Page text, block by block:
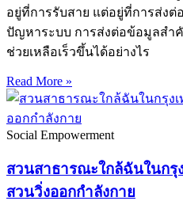
อยู่ที่การรับสาย แต่อยู่ที่การส่งต่
ปัญหาระบบ การส่งต่อข้อมูลสำคั
ช่วยเหลือเร็วขึ้นได้อย่างไร
Read More »
Social Empowerment
สวนสาธารณะใกล้ฉันในกรุ
สวนวิ่งออกกำลังกาย